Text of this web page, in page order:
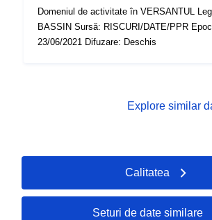
Domeniul de activitate în VERSANTUL
BASSIN Sursă: RISCURI/DATE/PPR Epocă:
23/06/2021 Difuzare: Deschis
Explore similar
Calitatea
Seturi de date similare